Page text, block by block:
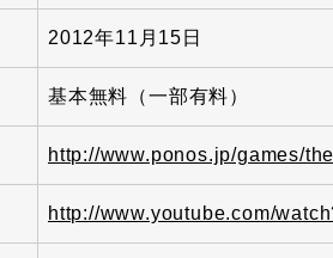
2012年11月15日
基本無料（一部有料）
http://www.ponos.jp/games/
http://www.youtube.com/